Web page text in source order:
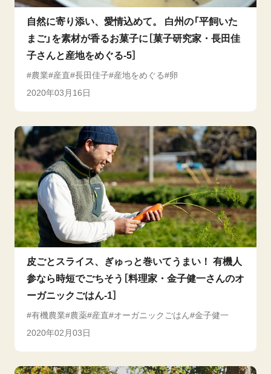
自然に寄り添い、愛情込めて。 白州の「平飼いた
まご」を素材が香るお菓子に［菓子研究家・長田佳
子さんと産地をめぐる-5］
農業 産直 長田佳子 産地をめぐる
卵
2020年03月16日
皮ごとスライス、ぎゅっと巻いてうまい！ 有機人
参なら時短でごちそう［料理家・金子健一さんのオ
ーガニックごはん-1］
有機農業 農薬 産直 オーガニックごはん 金子健一
2020年02月03日